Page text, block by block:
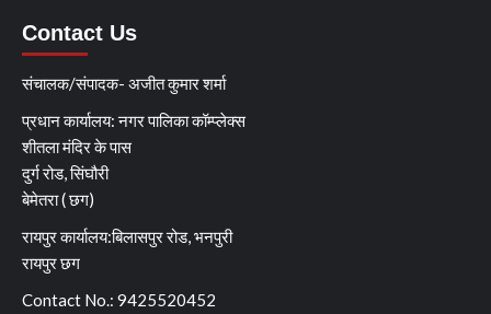
Contact Us
संचालक/संपादक- अजीत कुमार शर्मा
प्रधान कार्यालय: नगर पालिका कॉम्प्लेक्स
शीतला मंदिर के पास
दुर्ग रोड, सिंघौरी
बेमेतरा ( छग)
रायपुर कार्यालय:बिलासपुर रोड, भनपुरी
रायपुर छग
Contact No.: 9425520452